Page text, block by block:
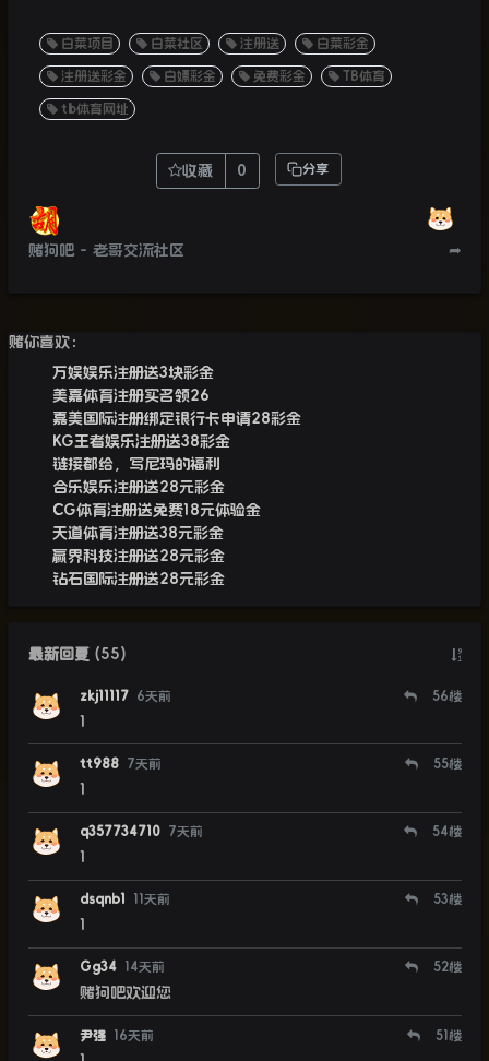
白菜项目 白菜社区 注册送 白菜彩金
注册送彩金 白嫖彩金 免费彩金 TB体育
tb体育网址
收藏 0 分享
赌狗吧 - 老哥交流社区 ➦
赌你喜欢：
万娱娱乐注册送3块彩金
美嘉体育注册实名领26
嘉美国际注册绑定银行卡申请28彩金
KG王者娱乐注册送38彩金
链接都给，写尼玛的福利
合乐娱乐注册送28元彩金
CG体育注册送免费18元体验金
天道体育注册送38元彩金
赢界科技注册送28元彩金
钻石国际注册送28元彩金
最新回复(55)
zkj11117 6天前 56楼
1
tt988 7天前 55楼
1
q357734710 7天前 54楼
1
dsqnb1 11天前 53楼
1
Gg34 14天前 52楼
赌狗吧欢迎您
尹强 16天前 51 楼